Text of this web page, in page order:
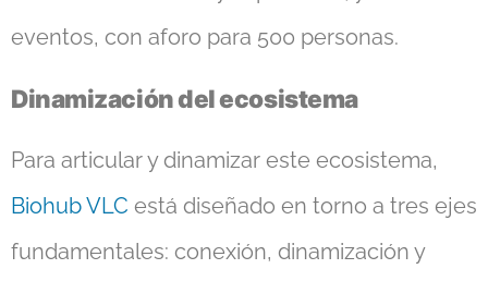
eventos, con aforo para 500 personas.
Dinamización del ecosistema
Para articular y dinamizar este ecosistema,
Biohub VLC está diseñado en torno a tres ejes
fundamentales: conexión, dinamización y